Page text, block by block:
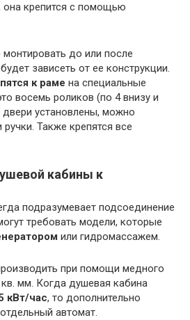
крепится с помощью
до или после
зависеть от ее конструкции.
к раме на специальные
восемь роликов (по 4 внизу и
двери установлены, можно
ручки. Также крепятся все
кабины к
подразумевает подсоединение
требовать модели, которые
или гидромассажем.
при помощи медного
мм. Когда душевая кабина
кВт/час, то дополнительно
автомат.